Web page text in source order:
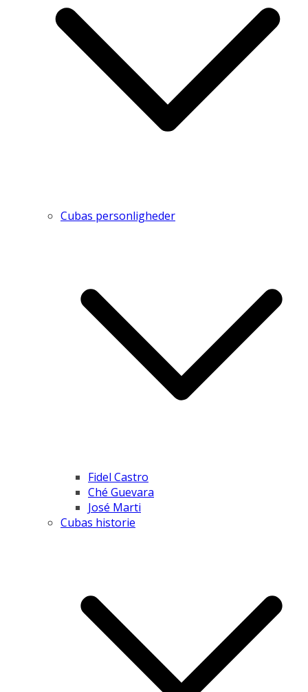
Cubas personligheder
Fidel Castro
Ché Guevara
José Marti
Cubas historie